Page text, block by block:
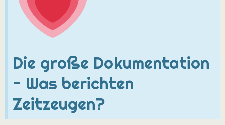
Die große Dokumentation
- Was berichten
Zeitzeugen?